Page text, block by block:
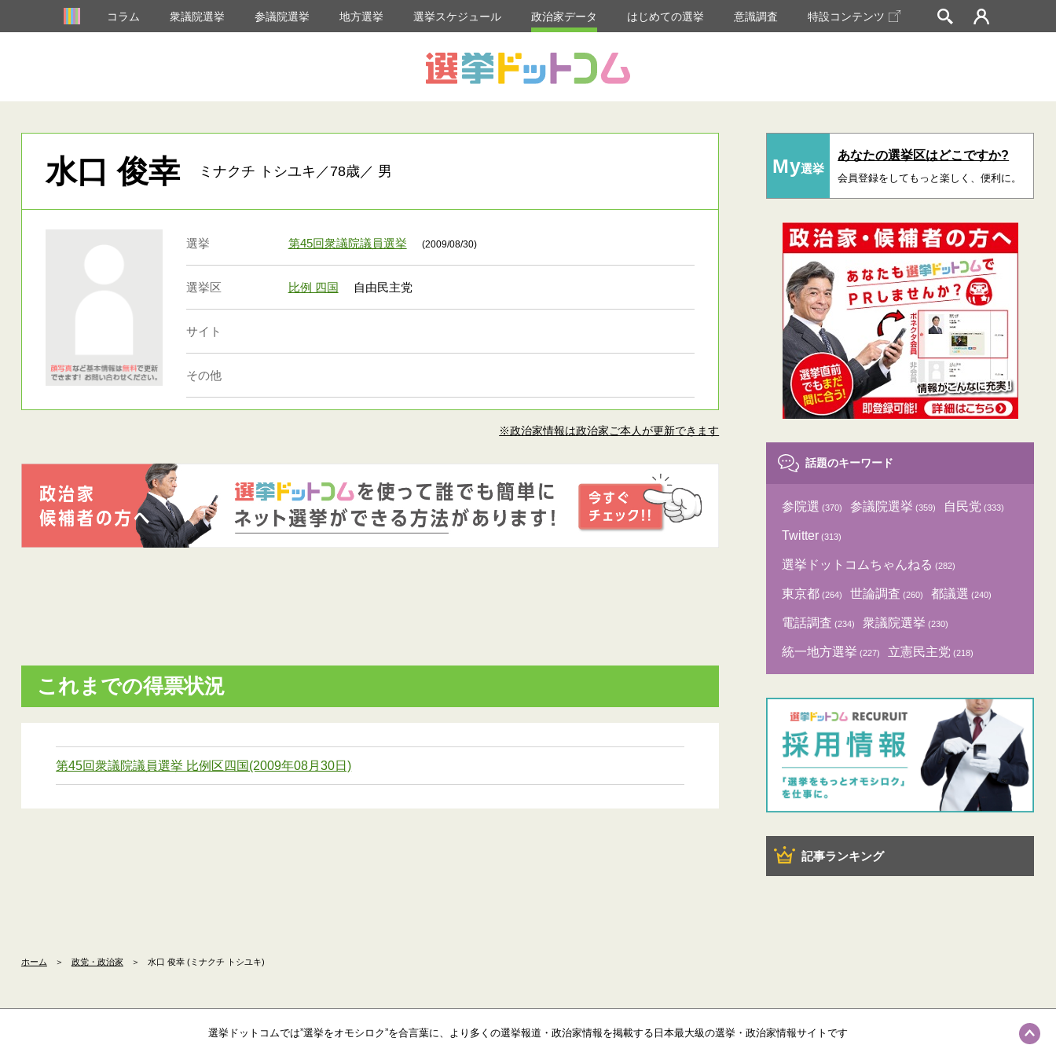
コラム 衆議院選挙 参議院選挙 地方選挙 選挙スケジュール 政治家データ はじめての選挙 意識調査 特設コンテンツ
水口 俊幸 ミナクチ トシユキ／78歳／ 男
選挙 第45回衆議院議員選挙 (2009/08/30)
選挙区 比例 四国 自由民主党
サイト
その他
※政治家情報は政治家ご本人が更新できます
これまでの得票状況
第45回衆議院議員選挙 比例区四国(2009年08月30日)
My選挙
あなたの選挙区はどこですか?
会員登録をしてもっと楽しく、便利に。
話題のキーワード
参院選 (370) 参議院選挙 (359) 自民党 (333)
Twitter (313)
選挙ドットコムちゃんねる (282)
東京都 (264) 世論調査 (260) 都議選 (240)
電話調査 (234) 衆議院選挙 (230)
統一地方選挙 (227) 立憲民主党 (218)
記事ランキング
ホーム ＞ 政党・政治家 ＞ 水口 俊幸 (ミナクチ トシユキ)
選挙ドットコムでは”選挙をオモシロク”を合言葉に、より多くの選挙報道・政治家情報を掲載する日本最大級の選挙・政治家情報サイトです